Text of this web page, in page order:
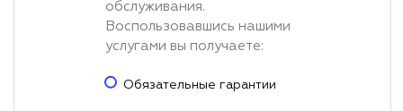
обслуживания.
Воспользовавшись нашими
услугами вы получаете:
Обязательные гарантии